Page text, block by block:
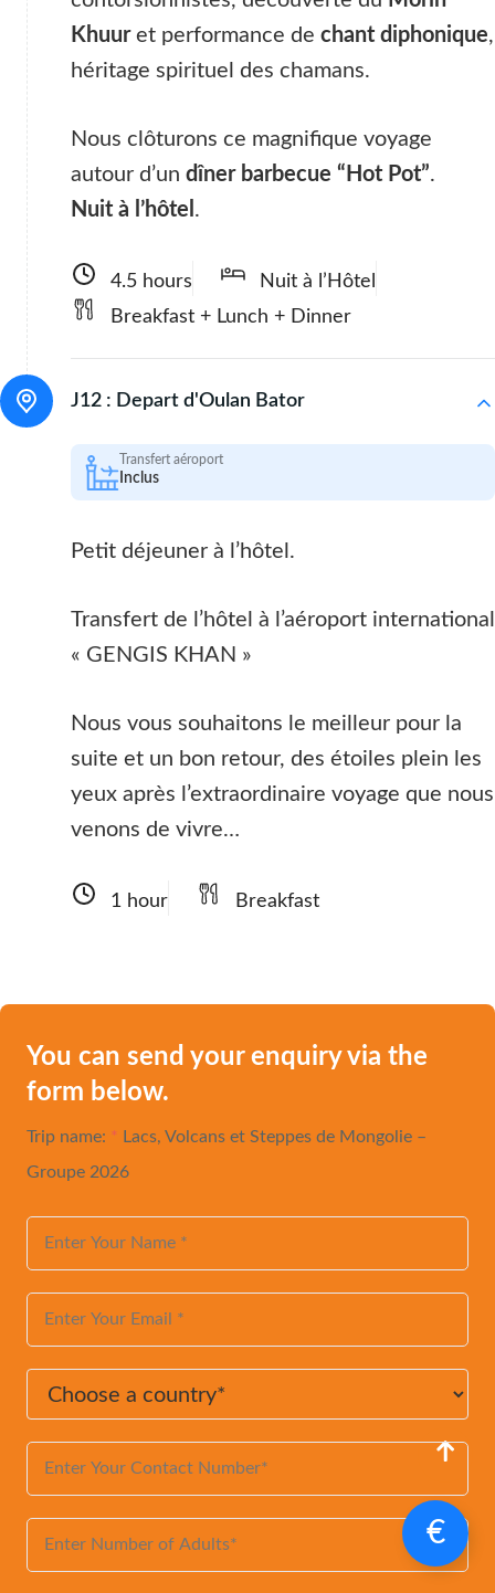
Khuuret performance de chant diphonique,
héritage spirituel des chamans.
Nous clôturons ce magnifique voyage
autour d’un dîner barbecue “Hot Pot”.
Nuit à l’hôtel .
4.5 hours
Nuit à l’Hôtel
Breakfast + Lunch + Dinner
J12 : Depart d'Oulan Bator
Transfert aéroport
Inclus
Petit déjeuner à l’hôtel.
Transfert de l’hôtel à l’aéroport international
« GENGIS KHAN »
Nous vous souhaitons le meilleur pour la
suite et un bon retour, des étoiles plein les
yeux après l’extraordinaire voyage que nous
venons de vivre…
1 hour Breakfast
You can send your enquiry via the
form below.
Trip name: * Lacs, Volcans et Steppes de Mongolie –
Groupe 2026